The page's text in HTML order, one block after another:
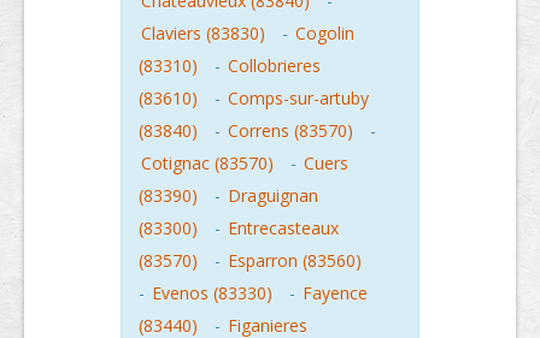
Claviers (83830)
- Cogolin
(83310)
- Collobrieres
(83610)
- Comps-sur-artuby
(83840)
- Correns (83570)
-
Cotignac (83570)
- Cuers
(83390)
- Draguignan
(83300)
- Entrecasteaux
(83570)
- Esparron (83560)
- Evenos (83330) - Fayence
(83440)
- Figanieres